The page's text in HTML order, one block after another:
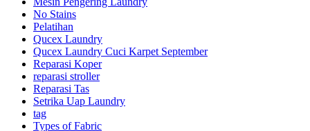
No Stains
Pelatihan
Qucex Laundry
Qucex Laundry Cuci Karpet September
Reparasi Koper
reparasi stroller
Reparasi Tas
Setrika Uap Laundry
tag
Types of Fabric